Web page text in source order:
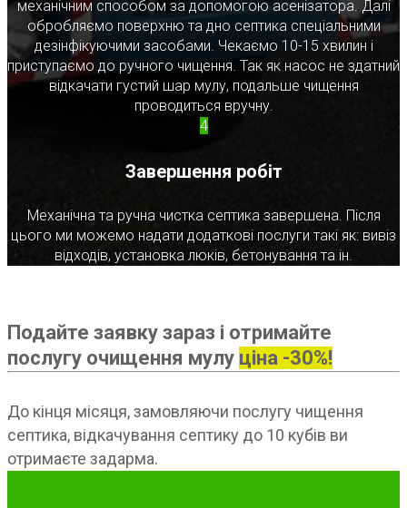
механічним способом за допомогою асенізатора. Далі
обробляємо поверхню та дно септика спеціальними
дезінфікуючими засобами. Чекаємо 10-15 хвилин і
приступаємо до ручного чищення. Так як насос не здатний
відкачати густий шар мулу, подальше чищення
проводиться вручну.
4
Завершення робіт
Механічна та ручна чистка септика завершена. Після
цього ми можемо надати додаткові послуги такі як: вивіз
відходів, установка люків, бетонування та ін.
Подайте заявку зараз і отримайте
послугу очищення мулу ціна -30%!
До кінця місяця, замовляючи послугу чищення
септика, відкачування септику до 10 кубів ви
отримаєте задарма.